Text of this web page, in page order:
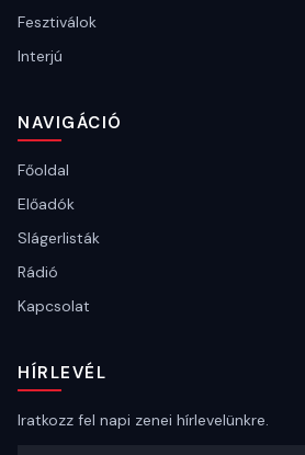
Fesztiválok
Interjú
NAVIGÁCIÓ
Főoldal
Előadók
Slágerlisták
Rádió
Kapcsolat
HÍRLEVÉL
Iratkozz fel napi zenei hírlevelünkre.